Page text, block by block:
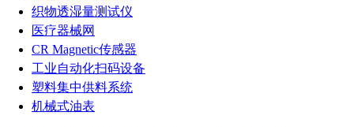
织物透湿量测试仪
医疗器械网
CR Magnetic传感器
工业自动化扫码设备
塑料集中供料系统
机械式油表